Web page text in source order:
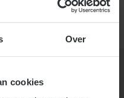
Over
cookies